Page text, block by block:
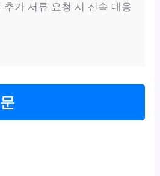
추가 서류 요청 시 신속 대응